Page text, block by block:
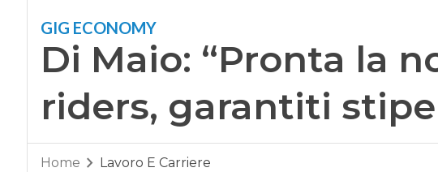
GIG ECONOMY
Di Maio: “Pronta la
riders, garantiti
Home Lavoro E Carriere